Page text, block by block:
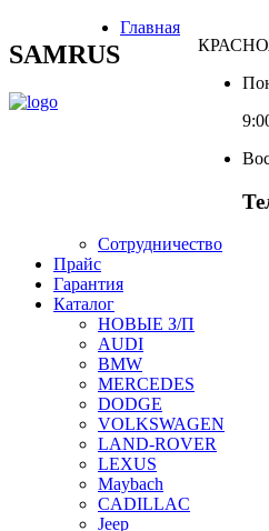
SAMRUS
Главная
Сотрудничество
Прайс
Гарантия
Каталог
НОВЫЕ З/П
AUDI
BMW
MERCEDES
DODGE
VOLKSWAGEN
LAND-ROVER
LEXUS
Maybach
CADILLAC
Jeep